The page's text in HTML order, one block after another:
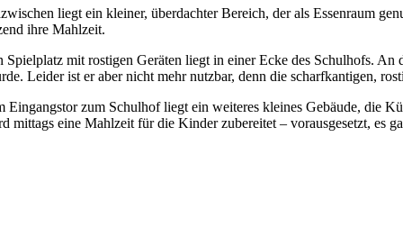
liegt ein kleiner, überdachter Bereich, der als Essenraum
ihre Mahlzeit.
Spielplatz mit rostigen Geräten liegt in einer Ecke des Schulhofs.
Leider ist er aber nicht mehr nutzbar, denn die scharfkantigen,
Eingangstor zum Schulhof liegt ein weiteres kleines Gebäude, die
mittags eine Mahlzeit für die Kinder zubereitet – vorausgesetzt, es